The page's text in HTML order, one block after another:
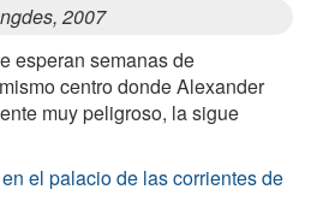
2007
esperan semanas de
centro donde Alexander
muy peligroso, la sigue
el palacio de las corrientes de